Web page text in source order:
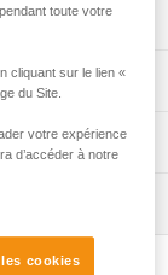
bloqueur de
grâce aux
à visser sur le
toute votre
cliquant sur le lien «
du Site.
votre expérience
d’accéder à notre
cookies